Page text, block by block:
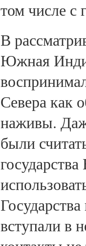
том числе с
В
Южная
Севера как
наживы.
были
вступали в